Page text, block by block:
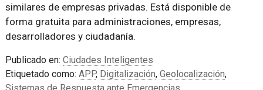
similares de empresas privadas. Está disponible de
forma gratuita para administraciones, empresas,
desarrolladores y ciudadanía.
Publicado en: Ciudades Inteligentes
Etiquetado como: APP, Digitalización, Geolocalización,
Sistemas de Respuesta ante Emergencias